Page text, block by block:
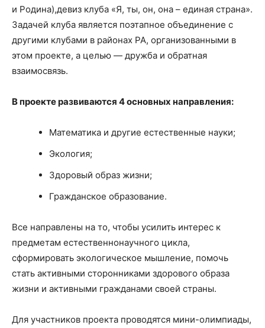
и Родина),девиз клуба «Я, ты, он, она – единая страна».
Задачей клуба является поэтапное объединение с
другими клубами в районах РА, организованными в
этом проекте, а целью — дружба и обратная
взаимосвязь.
В проекте развиваются 4 основных направления:
Математика и другие естественные науки;
Экология;
Здоровый образ жизни;
Гражданское образование.
Все направлены на то, чтобы усилить интерес к
предметам естественнонаучного цикла,
сформировать экологическое мышление, помочь
стать активными сторонниками здорового образа
жизни и активными гражданами своей страны.
Для участников проекта проводятся мини-олимпиады,